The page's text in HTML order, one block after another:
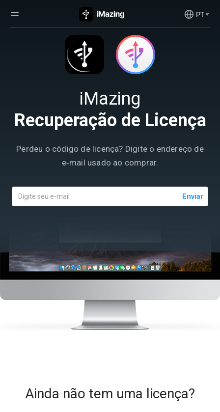
PT
iMazing
Recuperação de Licença
Perdeu o código de licença? Digite o endereço de
e‑mail usado ao comprar.
Enviar
Ainda não tem uma licença?